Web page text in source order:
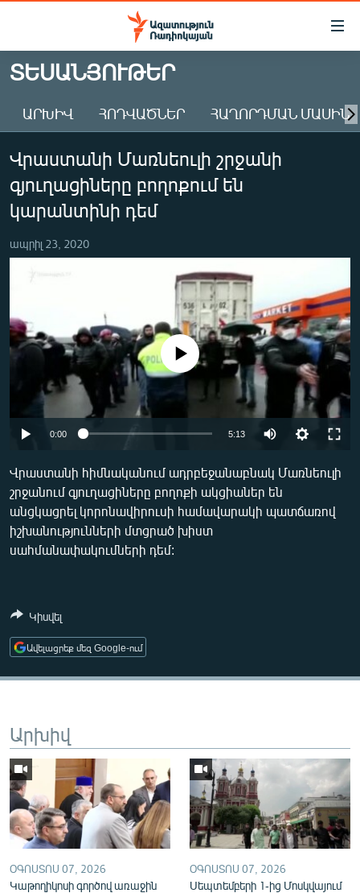
Մատչելիության
Անցնել
հիմնական
Անցնել
հիմնական
մենյուին
ԱԶԱՏՈՒԹՅՈՒՆ TV
ՀԱՅԱՍՏԱՆ
ԸՆՏՐՈՒԹՅՈՒՆՆԵՐ 2026
ԻՐԱՎՈՒՆՔ
ՏՆՏԵՍՈՒԹՅՈՒՆ
ՊԱՏԵՐԱԶՄԻ 6 ՇԱԲԱԹՆԵՐԸ
ՏԱՐԱԾԱՇՐՋԱՆ
ՄԻՋԱԶԳԱՅԻՆ
ՄՇԱԿՈՒՅԹ
ՍՊՈՐՏ
ՏՏ ԵՒ ԻՆՏԵՐՆԵՏ
ԿՈՐՈՆԱՎԻՐՈՒՍ
ԱՐԽԻՎ
ԲԱՆԱՎԵՃ
ՁԳՏԵԼՈՎ ԼԱՎԱԳՈՒՅՆԻՆ
English
Русский
ՀԵՏԵՎԵՔ ՄԵԶ
ՏԵՍԱՆՅՈՒԹԵՐ
ԱՐԽԻՎ ՀՈԴՎԱԾՆԵՐ ՀԱՂՈՐԴՄԱՆ ՄԱՍԻՆ
Վրաստանի Մառնեուլի շրջանի
գյուղացիները բողոքում են
կարանտինի դեմ
ապրիլ 23, 2020
Auto 270p
No media source currently available
0:00 5:13
360p
404p
Վրաստանի հիմնականում ադրբեջանաբնակ Մառնեուլի
շրջանում գյուղացիները բողոքի ակցիաներ են
անցկացրել կորոնավիրուսի համավարակի պատճառով
իշխանությունների մտցրած խիստ
սահմանափակումների դեմ:
Կիսվել
Ավելացրեք մեզ Google-ում
Արխիվ
ՕԳՈՍՏՈՍ 07, 2026
Կաթողիկոսի գործով առաջին
ՕԳՈՍՏՈՍ 07, 2026
Սեպտեմբերի 1-ից Մոսկվայում